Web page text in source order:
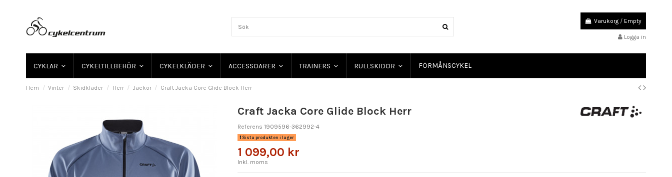
Varukorg / Empty
Logga in
CYKLAR CYKELTILLBEHÖR CYKELKLÄDER ACCESSOARER TRAINERS RULLSKIDOR FÖRMÅNSCYKEL
Hem Vinter Skidkläder Herr Jackor Craft Jacka Core Glide Block Herr
Craft Jacka Core Glide Block Herr
Referens 1909596-362992-4
Sista produkten i lager
1 099,00 kr
Inkl. moms